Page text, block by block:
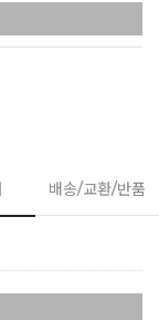
배송/교환/반품